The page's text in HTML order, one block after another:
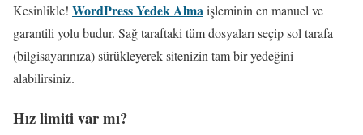
Kesinlikle! WordPress Yedek Almaişleminin en manuel ve
garantili yolu budur. Sağ taraftaki tüm dosyaları seçip sol tarafa
(bilgisayarınıza) sürükleyerek sitenizin tam bir yedeğini
alabilirsiniz.
Hız limiti var mı?